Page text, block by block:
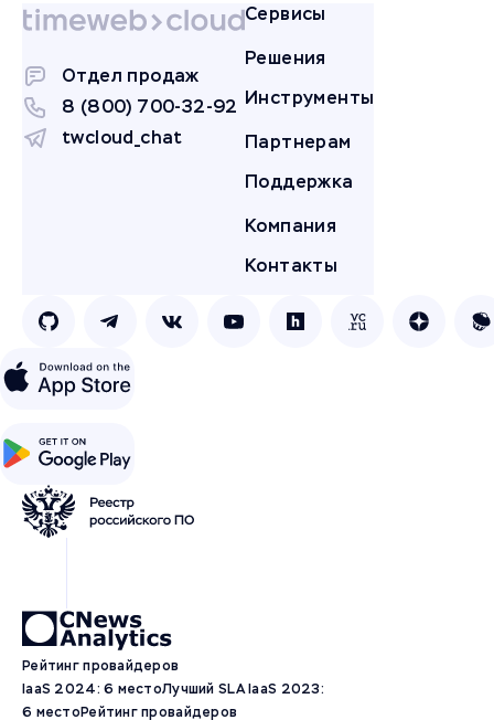
Отдел продаж
8 (800) 700-32-92
twcloud_chat
Сервисы
Решения
Инструменты
Партнерам
Поддержка
Компания
Контакты
Рейтинг провайдеров
IaaS 2024: 6 местоЛучший SLA IaaS 2023:
6 местоРейтинг провайдеров